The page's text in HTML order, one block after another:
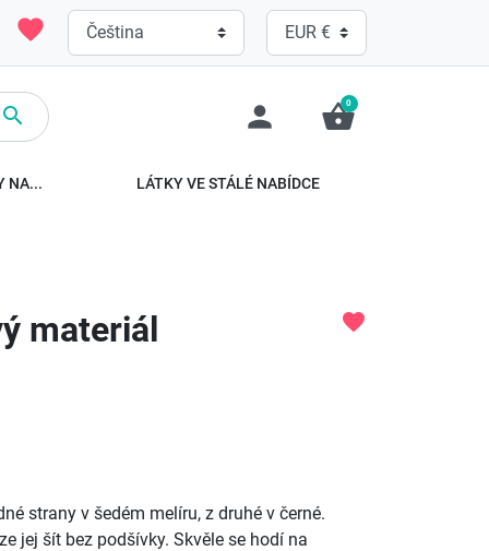
favorite
 person shopping_basket
0
NA... LÁTKY VE STÁLÉ NABÍDCE
materiál favorite
strany v šedém melíru, z druhé v černé.
jej šít bez podšívky. Skvěle se hodí na